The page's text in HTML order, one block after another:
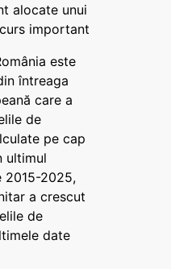
alocate unui
important
este
întreaga
care a
de
pe cap
ultimul
2015-2025,
a crescut
de
date